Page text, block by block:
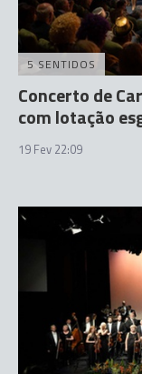
5 SENTIDOS
Concerto de
com lotação
19 Fev 22:09